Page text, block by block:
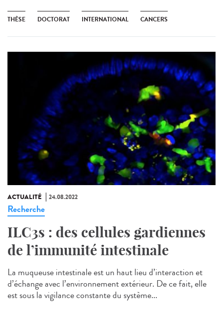
THÈSE DOCTORAT INTERNATIONAL CANCERS
ACTUALITÉ 24.08.2022
Recherche
ILC3s : des cellules gardiennes
de l’immunité intestinale
La muqueuse intestinale est un haut lieu d’interaction et
d’échange avec l’environnement extérieur. De ce fait, elle
est sous la vigilance constante du système...